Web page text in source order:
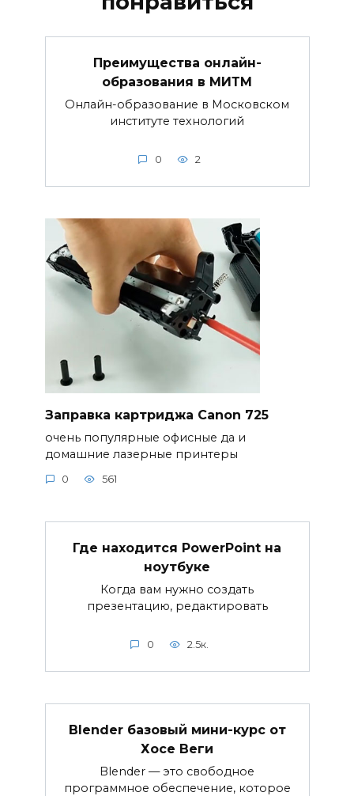
Преимущества онлайн-
образования в МИТМ
Онлайн-образование в Московском
институте технологий
0 2
Заправка картриджа Canon 725
очень популярные офисные да и
домашние лазерные принтеры
0 561
Где находится PowerPoint на
ноутбуке
Когда вам нужно создать
презентацию, редактировать
0 2.5к.
Blender базовый мини-курс от
Хосе Веги
Blender — это свободное
программное обеспечение, которое